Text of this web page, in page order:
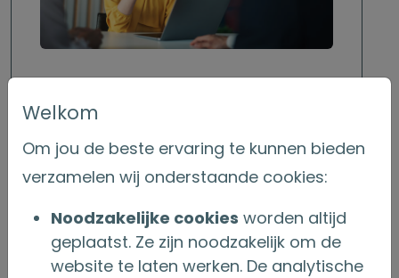
03 februari 2026
Oud-regime lijfrentes: wat zijn de
voordelen en hoe benut je die?
klant binnenkort de einddatum en is deze
vóór 1992 afgesloten?
Welkom
Om jou de beste ervaring te kunnen bieden
verzamelen wij onderstaande cookies:
Noodzakelijke cookies worden altijd
geplaatst. Ze zijn noodzakelijk om de
website te laten werken. De analytische